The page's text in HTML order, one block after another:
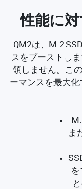
性能に
QM2は、M.2
スをブーストし
領しません。こ
ーマンスを最大
ま